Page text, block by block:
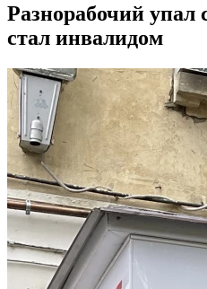
Разнорабочий упал
стал инвалидом